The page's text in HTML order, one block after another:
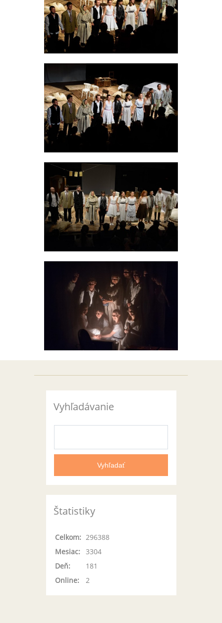
Vyhľadávanie
Štatistiky
Online: 2
Celkom: 296388
Mesiac:
3304
Deň:
181